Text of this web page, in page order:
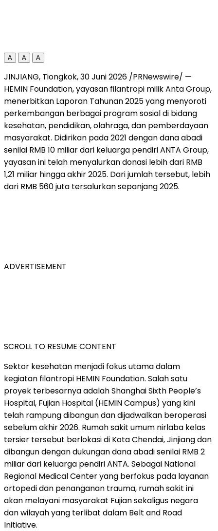
A A A
JINJIANG, Tiongkok, 30 Juni 2026 /PRNewswire/ —
HEMIN Foundation, yayasan filantropi milik Anta Group,
menerbitkan Laporan Tahunan 2025 yang menyoroti
perkembangan berbagai program sosial di bidang
kesehatan, pendidikan, olahraga, dan pemberdayaan
masyarakat. Didirikan pada 2021 dengan dana abadi
senilai RMB 10 miliar dari keluarga pendiri ANTA Group,
yayasan ini telah menyalurkan donasi lebih dari RMB
1,21 miliar hingga akhir 2025. Dari jumlah tersebut, lebih
dari RMB 560 juta tersalurkan sepanjang 2025.
ADVERTISEMENT
SCROLL TO RESUME CONTENT
Sektor kesehatan menjadi fokus utama dalam
kegiatan filantropi HEMIN Foundation. Salah satu
proyek terbesarnya adalah Shanghai Sixth People’s
Hospital, Fujian Hospital (HEMIN Campus) yang kini
telah rampung dibangun dan dijadwalkan beroperasi
sebelum akhir 2026. Rumah sakit umum nirlaba kelas
tersier tersebut berlokasi di Kota Chendai, Jinjiang dan
dibangun dengan dukungan dana abadi senilai RMB 2
miliar dari keluarga pendiri ANTA. Sebagai National
Regional Medical Center yang berfokus pada layanan
ortopedi dan penanganan trauma, rumah sakit ini
akan melayani masyarakat Fujian sekaligus negara
dan wilayah yang terlibat dalam Belt and Road
Initiative.